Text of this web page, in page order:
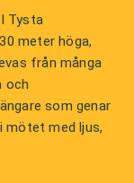
Tysta
meter höga,
från många
och
som genar
mötet med ljus,